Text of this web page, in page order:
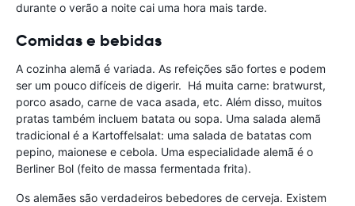
durante o verão a noite cai uma hora mais tarde.
Comidas e bebidas
A cozinha alemã é variada. As refeições são fortes e podem
ser um pouco difíceis de digerir. Há muita carne: bratwurst,
porco asado, carne de vaca asada, etc. Além disso, muitos
pratas também incluem batata ou sopa. Uma salada alemã
tradicional é a Kartoffelsalat: uma salada de batatas com
pepino, maionese e cebola. Uma especialidade alemã é o
Berliner Bol (feito de massa fermentada frita).
Os alemães são verdadeiros bebedores de cerveja. Existem